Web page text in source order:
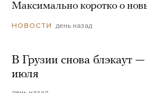
Максимально коротко о
НОВОСТИ день назад
В Грузии снова блэкаут
июля